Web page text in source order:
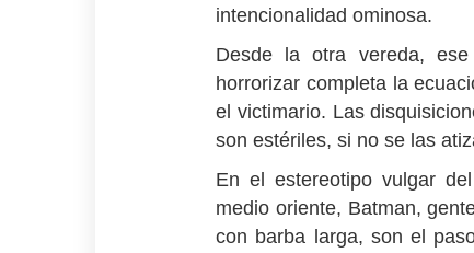
intencionalidad ominosa.
Desde la otra vereda,
horrorizar completa la
el victimario. Las
son estériles, si no se las
En el estereotipo vulgar
medio oriente, Batman,
con barba larga, son el